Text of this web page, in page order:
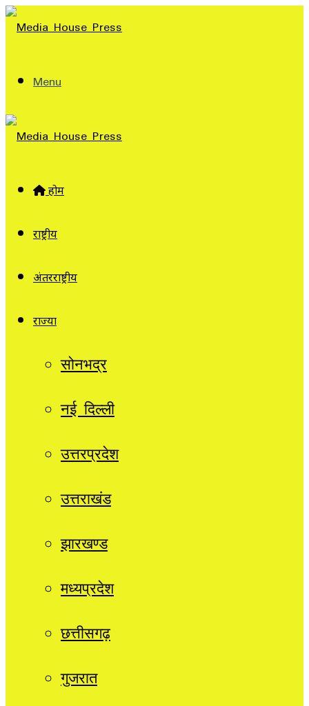
Menu
होम
राष्ट्रीय
अंतरराष्ट्रीय
राज्यों
सोनभद्र
नई दिल्ली
उत्तरप्रदेश
उत्तराखंड
झारखण्ड
मध्यप्रदेश
छत्तीसगढ़
गुजरात